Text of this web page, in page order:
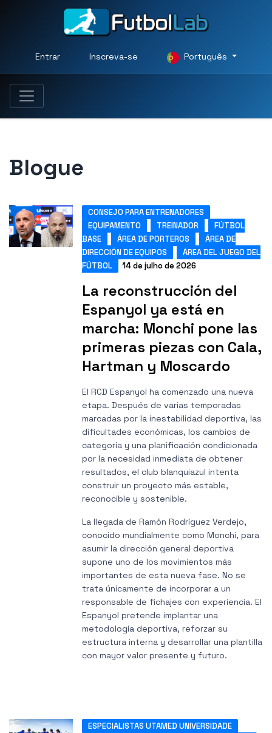
Entrar Inscreva-se Português
Blogue
CONSEJO PARA ENTRENADORES
EQUIPAMENTO
TREINADOR
FÚTBOL
BASE
ÁREA DE PORTEROS
ÁREA DE
DIRECCIÓN DE EQUIPOS
ÁREA DEL JUEGO DEL
FÚTBOL
14 de julho de 2026
La reconstrucción del
Espanyol ya está en
marcha: Monchi pone las
primeras piezas con Cala,
Hartman y Moscardo
El RCD Espanyol ha comenzado una nueva
etapa. Después de varias temporadas
marcadas por la inestabilidad deportiva, las
dificultades económicas, los cambios de
categoría y una planificación condicionada
por la necesidad inmediata de obtener
resultados, el club blanquiazul intenta
construir un proyecto más estable,
reconocible y sostenible.
La llegada de Ramón Rodríguez Verdejo,
conocido mundialmente como Monchi, para
asumir la dirección general deportiva
supone uno de los movimientos más
importantes de esta nueva fase. No se
trata únicamente de incorporar a un
responsable de fichajes con experiencia. El
Espanyol pretende implantar una
metodología deportiva, reforzar su
estructura interna y desarrollar una plantilla
con mayor valor presente y futuro.
ESPECIALISTAS UTAMED UNIVERSIDADE